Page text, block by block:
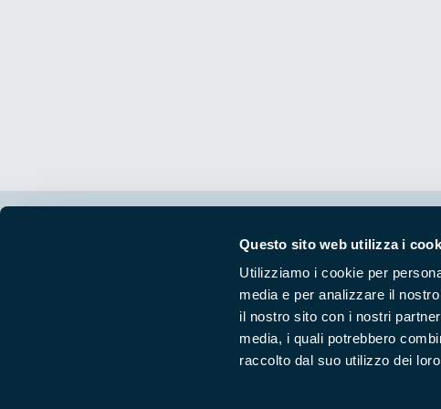
Questo sito web utilizza i
Utilizziamo i cookie per
media e per analizzare il
il nostro sito con i nostri
media, i quali potrebbero
raccolto dal suo utilizzo dei